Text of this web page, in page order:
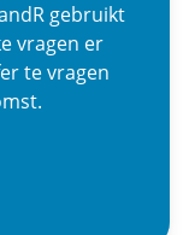
gebruikt
vragen er
te vragen